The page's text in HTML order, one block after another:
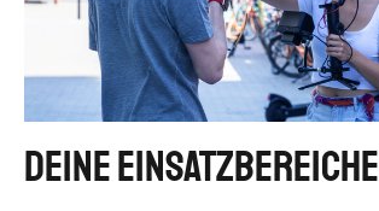
DEINE EINSATZBEREICHE